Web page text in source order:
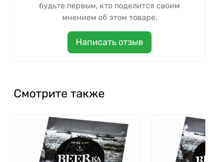
будьте первым, кто поделится своим
мнением об этом товаре.
Написать отзыв
Смотрите также